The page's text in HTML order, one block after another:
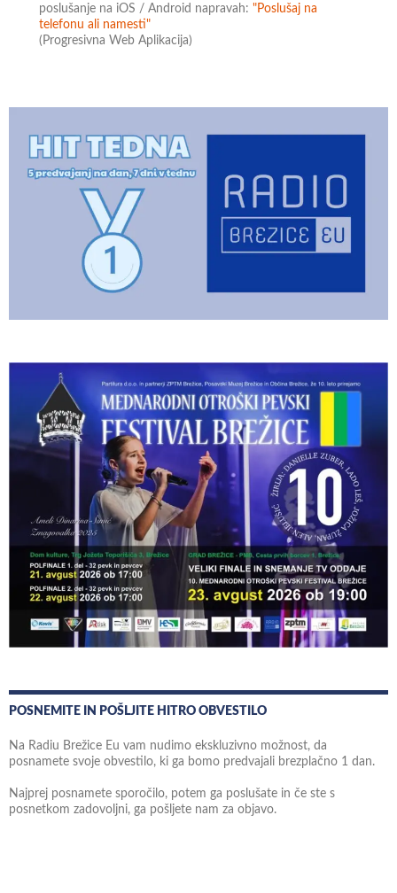
poslušanje na iOS / Android napravah:"Poslušaj na
telefonu ali namesti"
(Progresivna Web Aplikacija)
POSNEMITE IN POŠLJITE HITRO OBVESTILO
Na Radiu Brežice Eu vam nudimo ekskluzivno možnost, da
posnamete svoje obvestilo, ki ga bomo predvajali brezplačno 1 dan.
Najprej posnamete sporočilo, potem ga poslušate in če ste s
posnetkom zadovoljni, ga pošljete nam za objavo.